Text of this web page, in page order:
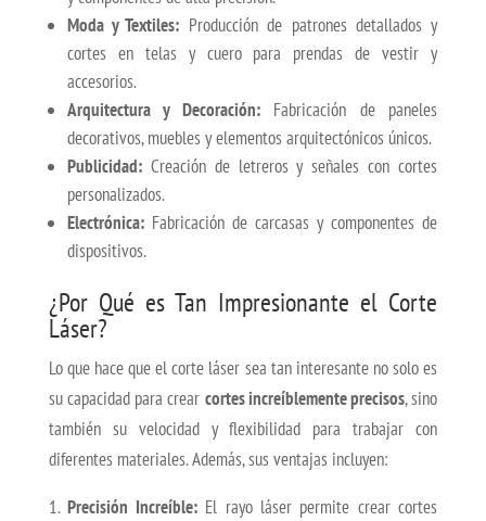
Moda y Textiles: Producción de patrones detallados y
cortes en telas y cuero para prendas de vestir y
accesorios.
Arquitectura y Decoración:Fabricación de paneles
decorativos, muebles y elementos arquitectónicos únicos.
Publicidad:Creación de letreros y señales con cortes
personalizados.
Electrónica:Fabricación de carcasas y componentes de
dispositivos.
¿Por Qué es Tan Impresionante el Corte
Láser?
Lo que hace que el corte láser sea tan interesante no solo es
su capacidad para crear cortes increíblemente precisos, sino
también su velocidad y flexibilidad para trabajar con
diferentes materiales. Además, sus ventajas incluyen:
Precisión Increíble:El rayo láser permite crear cortes